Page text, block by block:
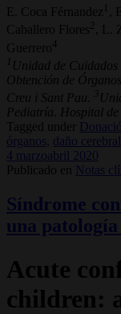
E. Coca Férnandez 1 ,
Caballero Flores
, L.
Guerrero4
1 Unidad de
Obtención de
Creu i Sant Pau.
3
Pediatría. Hospital
Tagged under
órganos, daño
4 marzoabril 2020
Publicado en
Notas
Síndrome
una
Acute
children: